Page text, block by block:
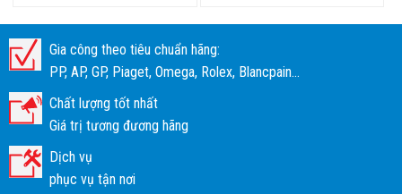
Gia công theo tiêu chuẩn hãng:
PP, AP, GP, Piaget, Omega, Rolex, Blancpain...
Chất lượng tốt nhất
Giá trị tương đương hãng
Dịch vụ
phục vụ tận nơi